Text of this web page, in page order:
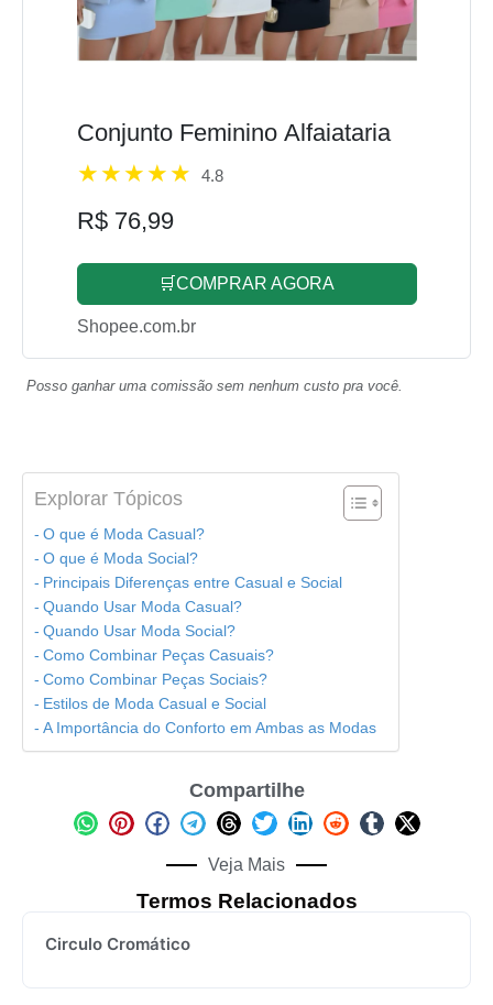
Conjunto Feminino Alfaiataria
4.8
R$ 76,99
🛒COMPRAR AGORA
Shopee.com.br
Posso ganhar uma comissão sem nenhum custo pra você.
Explorar Tópicos
O que é Moda Casual?
O que é Moda Social?
Principais Diferenças entre Casual e Social
Quando Usar Moda Casual?
Quando Usar Moda Social?
Como Combinar Peças Casuais?
Como Combinar Peças Sociais?
Estilos de Moda Casual e Social
A Importância do Conforto em Ambas as Modas
Compartilhe
Veja Mais
Termos Relacionados
Circulo Cromático